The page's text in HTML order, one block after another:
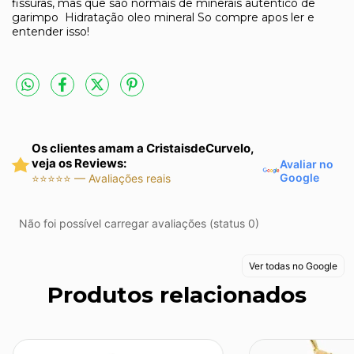
fissuras, mas que são normais de minerais autentico de
garimpo Hidratação oleo mineral So compre apos ler e
entender isso!
Os clientes amam a CristaisdeCurvelo,
veja os Reviews:
⭐⭐⭐⭐⭐ — Avaliações reais
Avaliar no
Google
Não foi possível carregar avaliações (status 0)
Ver todas no Google
Produtos relacionados